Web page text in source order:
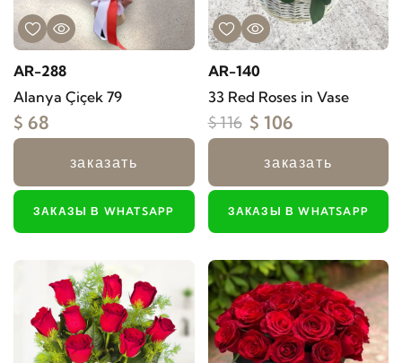
AR-288
Alanya Çiçek 79
$ 68
заказать
ЗАКАЗЫ В WHATSAPP
AR-140
33 Red Roses in Vase
$ 116 $ 106
заказать
ЗАКАЗЫ В WHATSAPP